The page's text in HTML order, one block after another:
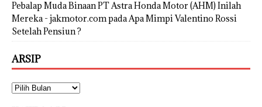
Pebalap Muda Binaan PT Astra Honda Motor (AHM) Inilah
Mereka - jakmotor.compada Apa Mimpi Valentino Rossi
Setelah Pensiun ?
ARSIP